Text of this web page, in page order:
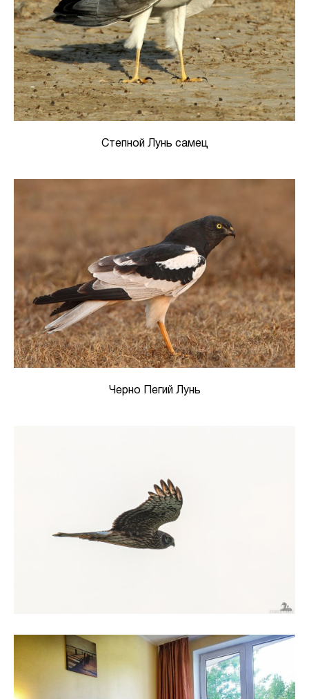
Степной Лунь самец
Черно Пегий Лунь